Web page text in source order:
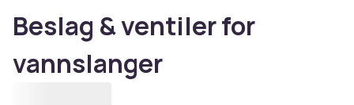
Beslag & ventiler for
vannslanger